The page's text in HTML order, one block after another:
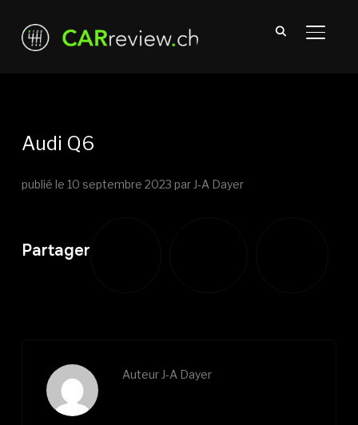
Audi Q6
publié le 10 septembre 2023 par J-A Dayer
Partager
Auteur J-A Dayer